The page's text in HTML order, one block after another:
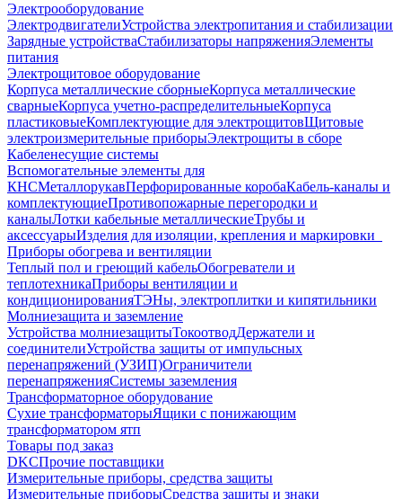
Электрооборудование
ЭлектродвигателиУстройства электропитания и стабилизации
Зарядные устройстваСтабилизаторы напряженияЭлементы
питания
Электрощитовое оборудование
Корпуса металлические сборныеКорпуса металлические
сварныеКорпуса учетно-распределительныеКорпуса
пластиковыеКомплектующие для электрощитовЩитовые
электроизмерительные приборыЭлектрощиты в сборе
Кабеленесущие системы
Вспомогательные элементы для
КНСМеталлорукавПерфорированные коробаКабель-каналы и
комплектующиеПротивопожарные перегородки и
каналыЛотки кабельные металлическиеТрубы и
аксессуарыИзделия для изоляции, крепления и маркировки
Приборы обогрева и вентиляции
Теплый пол и греющий кабельОбогреватели и
теплотехникаПриборы вентиляции и
кондиционированияТЭНы, электроплитки и кипятильники
Молниезащита и заземление
Устройства молниезащитыТокоотводДержатели и
соединителиУстройства защиты от импульсных
перенапряжений (УЗИП)Ограничители
перенапряженияСистемы заземления
Трансформаторное оборудование
Сухие трансформаторыЯщики с понижающим
трансформатором ятп
Товары под заказ
DKCПрочие поставщики
Измерительные приборы, средства защиты
Измерительные приборыСредства защиты и знаки